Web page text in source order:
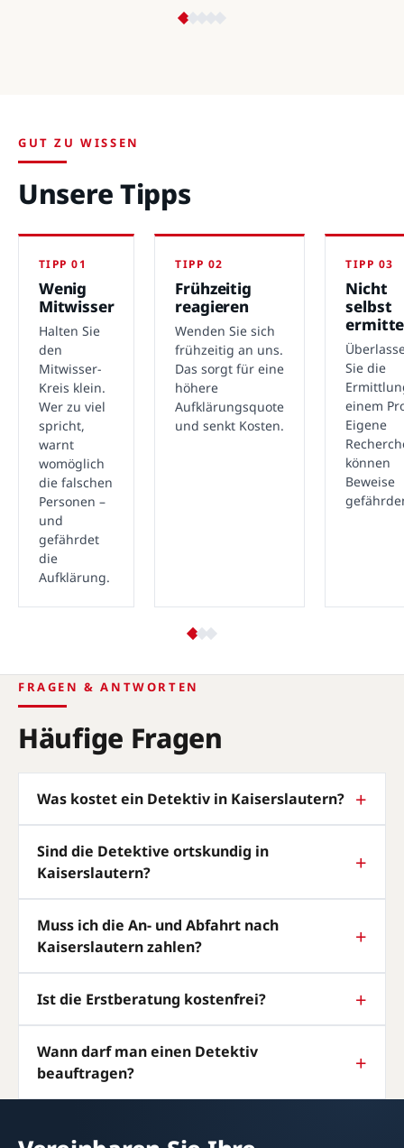
GUT ZU WISSEN
Unsere Tipps
TIPP 01
Wenig
Mitwisser
Halten Sie
den
Mitwisser-
Kreis klein.
Wer zu viel
spricht,
warnt
womöglich
die falschen
Personen –
und
gefährdet
die
Aufklärung.
TIPP 02
Frühzeitig
reagieren
Wenden Sie sich
frühzeitig an uns.
Das sorgt für eine
höhere
Aufklärungsquote
und senkt Kosten.
TIPP 03
Nicht
selbst
Sie die
einem
Eigene
können
Beweise
FRAGEN & ANTWORTEN
Häufige Fragen
Was kostet ein Detektiv in Kaiserslautern?
Sind die Detektive ortskundig in
Kaiserslautern?
Muss ich die An- und Abfahrt nach
Kaiserslautern zahlen?
Ist die Erstberatung kostenfrei?
Wann darf man einen Detektiv
beauftragen?